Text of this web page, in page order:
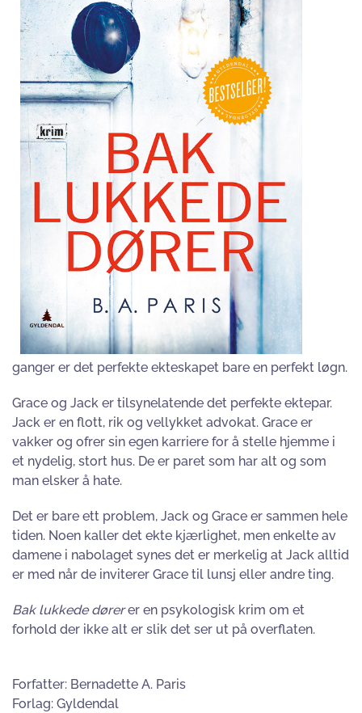
ganger er det perfekte ekteskapet bare en perfekt løgn.
Grace og Jack er tilsynelatende det perfekte ektepar.
Jack er en flott, rik og vellykket advokat. Grace er
vakker og ofrer sin egen karriere for å stelle hjemme i
et nydelig, stort hus. De er paret som har alt og som
man elsker å hate.
Det er bare ett problem, Jack og Grace er sammen hele
tiden. Noen kaller det ekte kjærlighet, men enkelte av
damene i nabolaget synes det er merkelig at Jack alltid
er med når de inviterer Grace til lunsj eller andre ting.
Bak lukkede dørerer en psykologisk krim om et
forhold der ikke alt er slik det ser ut på overflaten.
Forfatter: Bernadette A. Paris
Forlag: Gyldendal